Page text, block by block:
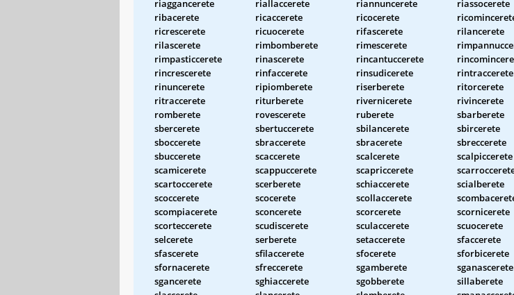
riaggancerete
riallaccerete riannuncerete
riassocerete
ribacerete
ricaccerete ricocerete
ricrescerete
ricuocerete rifascerete
rilancerete
rilascerete
rimbomberete rimescerete
rimpasticcerete
rinascerete rincantuccerete
rincrescerete
rinfaccerete rinsudicerete
rintraccerete
rinuncerete
ripiomberete riserberete
ritorcerete
ritraccerete
riturberete rivernicerete
rivincerete
romberete
rovescerete ruberete
sbarberete
sbercerete
sbertuccerete sbilancerete
sbircerete
sboccerete
sbraccerete sbracerete
sbreccerete
sbuccerete
scaccerete scalcerete
scalpiccerete
scamicerete
scappuccerete scapriccerete
scartoccerete
scerberete schiaccerete
scialberete
scoccerete
scocerete scollaccerete
scompiacerete
sconcerete scorcerete
scornicerete
scorteccerete
scudiscerete sculaccerete
scuocerete
selcerete
serberete setaccerete
sfaccerete
sfascerete
sfilaccerete sfocerete
sforbicerete
sfornacerete
sfreccerete sgamberete
sganascerete
sgancerete
sghiaccerete sgobberete
sillaberete